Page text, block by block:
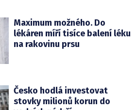
Maximum možného. Do
lékáren míří tisíce balení léku
na rakovinu prsu
Česko hodlá investovat
stovky milionů korun do